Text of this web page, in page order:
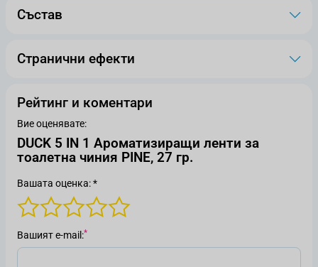
Състав
Странични ефекти
Рейтинг и коментари
Вие оценявате:
DUCK 5 IN 1 Ароматизиращи ленти за
тоалетна чиния PINE, 27 гр.
Вашата оценка: *
Вашият е-mail